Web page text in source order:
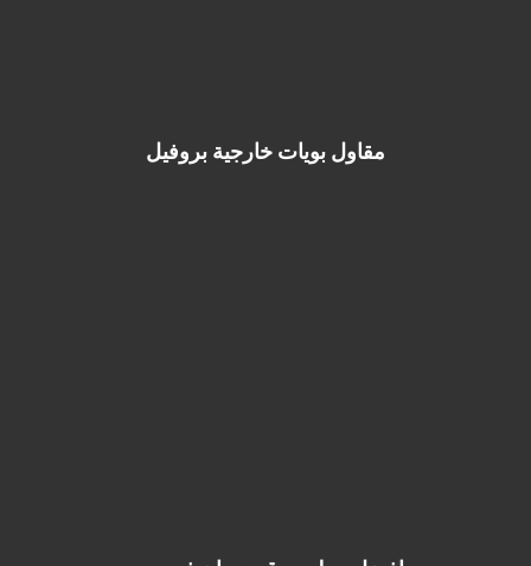
مقاول بويات خارجية بروفيل